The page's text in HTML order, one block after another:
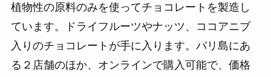
植物性の原料のみを使ってチョコレートを製造し
ています。ドライフルーツやナッツ、ココアニブ
入りのチョコレートが手に入ります。バリ島にあ
る２店舗のほか、オンラインで購入可能で、価格